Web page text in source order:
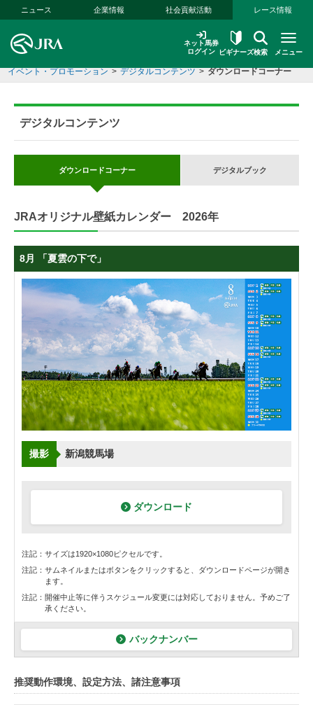
本文へ移動する
ニュース 企業情報 社会貢献活動 レース情報
ネット馬券
ログイン
ビギナーズ検索 メニュー
イベント・プロモーション > デジタルコンテンツ > ダウンロードコーナー
デジタルコンテンツ
ダウンロードコーナー デジタルブック
JRAオリジナル壁紙カレンダー 2026年
8月 「夏雲の下で」
撮影 新潟競馬場
ダウンロード
注記： サイズは1920×1080ピクセルです。
注記： サムネイルまたはボタンをクリックすると、ダウンロードページが開き
ます。
注記： 開催中止等に伴うスケジュール変更には対応しておりません。予めご了
承ください。
バックナンバー
推奨動作環境、設定方法、諸注意事項